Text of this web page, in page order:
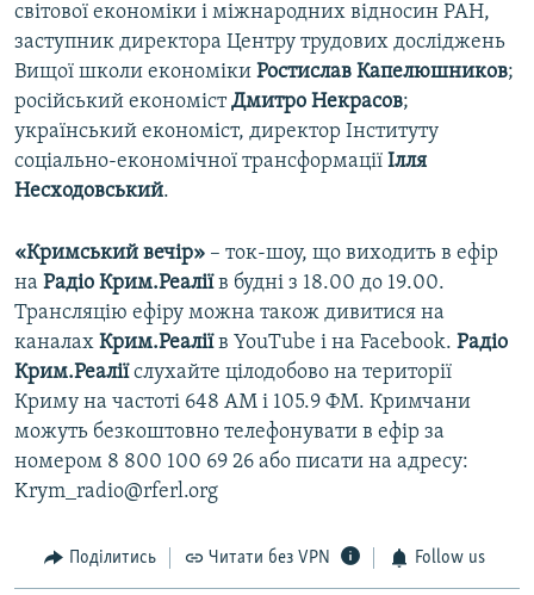
світової економіки і міжнародних відносин РАН,
заступник директора Центру трудових досліджень
Вищої школи економіки Ростислав Капелюшников;
російський економістДмитро Некрасов;
український економіст, директор Інституту
соціально-економічної трансформації Ілля
Несходовський.
«Кримський вечір» – ток-шоу, що виходить в ефір
на Радіо Крим.Реаліїв будні з 18.00 до 19.00.
Трансляцію ефіру можна також дивитися на
каналах Крим.Реаліїв YouTube і на Facebook. Радіо
Крим.Реаліїслухайте цілодобово на території
Криму на частоті 648 АМ і 105.9 ФМ. Кримчани
можуть безкоштовно телефонувати в ефір за
номером 8 800 100 69 26 або писати на адресу:
Krym_radio@rferl.org
Поділитись Читати без VPN Follow us